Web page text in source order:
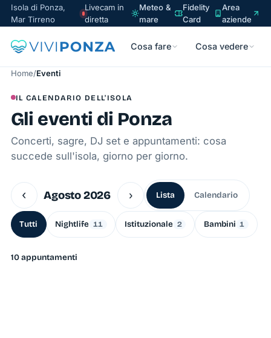
Isola di Ponza,
Mar Tirreno
Livecam in
diretta
Meteo &
mare
Fidelity
Card
Area
aziende
Cosa fare Cosa vedere
Home/Eventi
IL CALENDARIO DELL'ISOLA
Gli eventi di Ponza
Concerti, sagre, DJ set e appuntamenti: cosa
succede sull'isola, giorno per giorno.
‹ Agosto 2026 › Lista Calendario
Tutti Nightlife 11 Istituzionale 2 Bambini 1
10 appuntamenti